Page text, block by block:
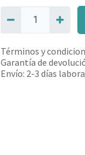
Términos y
Garantía de
Envío: 2-3 días